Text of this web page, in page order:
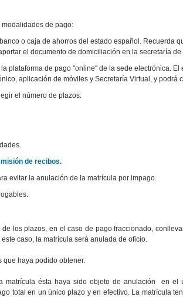
de pago:
o caja de ahorros del estado español. Recuerda
el documento de domiciliación en la secretaría de
plataforma de pago "online" de la sede electrónica.
aplicación de móviles y Secretaría Virtual, y podrá
el número de plazos:
de recibos.
evitar la anulación de la matrícula por impago.
los plazos, en el caso de pago fraccionado,
este caso, la matrícula será anulada de oficio.
que haya podido obtener.
matrícula ésta haya sido objeto de anulación en el
total en un único plazo y en efectivo. La matrícula